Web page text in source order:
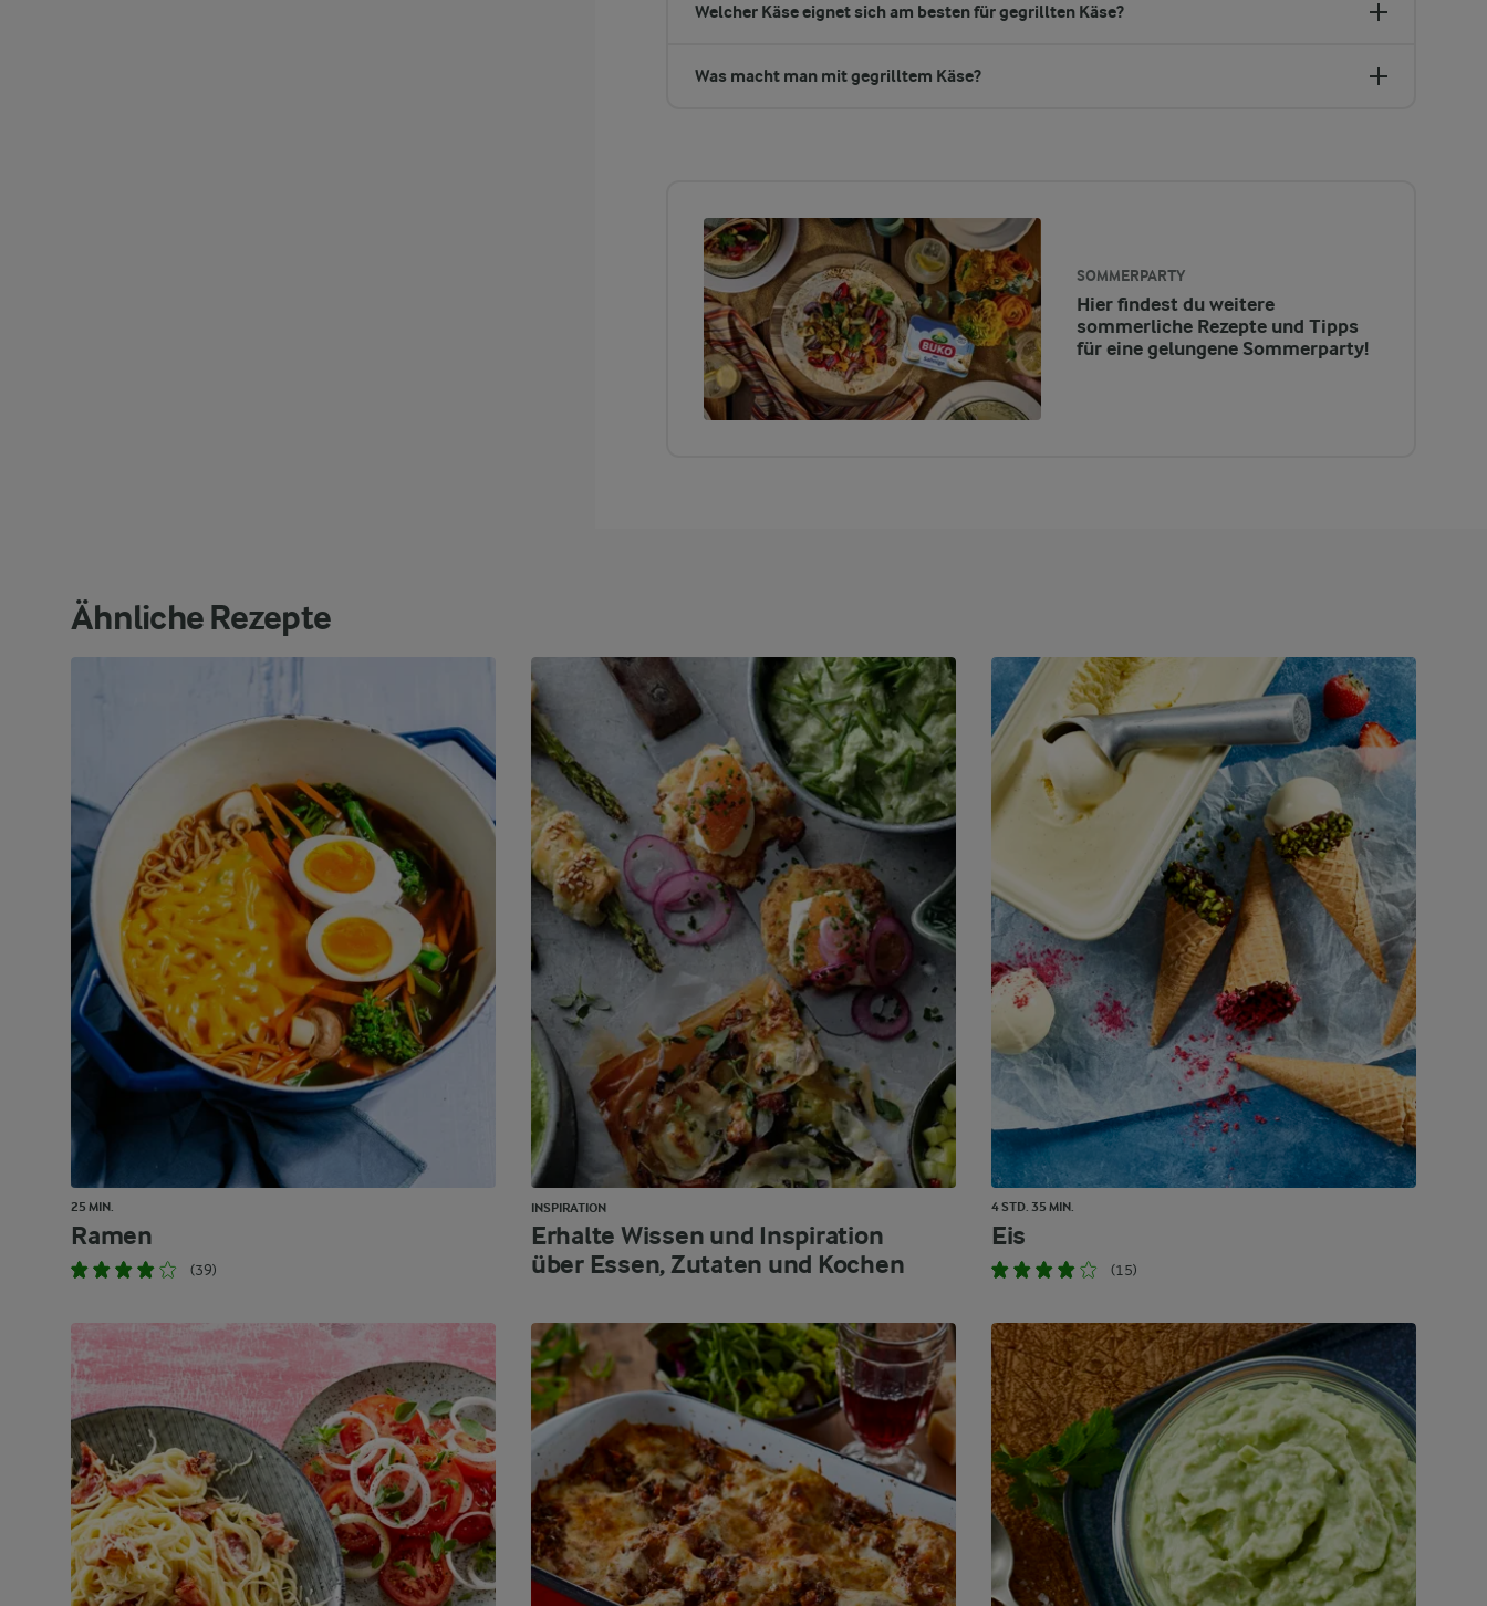
Welcher Käse eignet sich am besten für gegrillten Käse?
Was macht man mit gegrilltem Käse?
SOMMERPARTY
Hier findest du weitere
sommerliche Rezepte und Tipps
für eine gelungene Sommerparty!
Ähnliche Rezepte
25 MIN.
Ramen
(39)
INSPIRATION
Erhalte Wissen und Inspiration
über Essen, Zutaten und Kochen
4 STD. 35 MIN.
Eis
(15)